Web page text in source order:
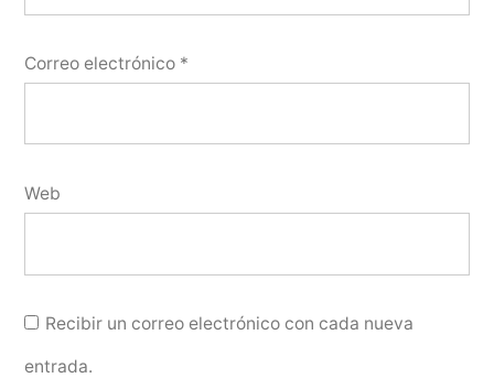
Correo electrónico *
Web
Recibir un correo electrónico con cada nueva
entrada.